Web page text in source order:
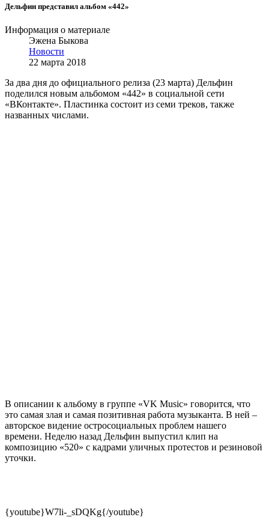
Дельфин представил альбом «442»
Информация о материале
Эжена Быкова
Новости
22 марта 2018
За два дня до официального релиза (23 марта) Дельфин
поделился новым альбомом «442» в социальной сети
«ВКонтакте». Пластинка состоит из семи треков, также
названных числами.
В описании к альбому в группе «VK Music» говорится, что
это самая злая и самая позитивная работа музыканта. В ней –
авторское видение остросоциальных проблем нашего
времени. Неделю назад Дельфин выпустил клип на
композицию «520» с кадрами уличных протестов и резиновой
уточки.
{youtube}W7li-_sDQKg{/youtube}